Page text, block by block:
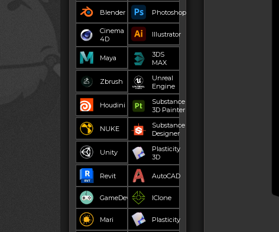
Blender Photoshop
Cinema
4D
Illustrator
Maya
3DS
MAX
Zbrush
Unreal
Engine
Houdini
Substance
3D Painter
NUKE
Substance
Designer
Unity
Plasticity
3D
Revit AutoCAD
GameDev IClone
Mari Plasticity